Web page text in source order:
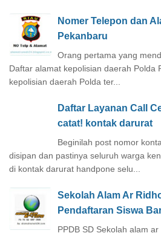
Nomer Telepon dan
Pekanbaru
Orang pertama yang
Daftar alamat kepolisian daerah Polda
kepolisian daerah Polda ter...
Daftar Layanan Call
catat! kontak darurat
Beginilah post nomor
disipan dan pastinya seluruh warga
di kontak darurat handpone selu...
Sekolah Alam Ar
Pendaftaran Siswa
PPDB SD Sekolah alam